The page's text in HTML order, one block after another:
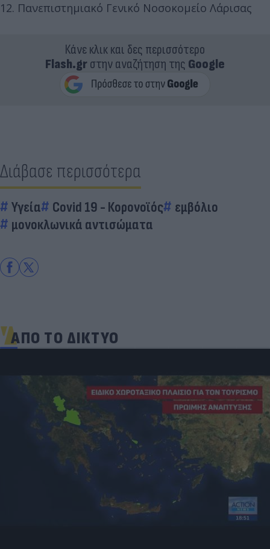
12. Πανεπιστημιακό Γενικό Νοσοκομείο Λάρισας
Κάνε κλικ και δες περισσότερο
Flash.grστην αναζήτηση της Google
Διάβασε περισσότερα
Υγεία Covid 19 - Κορονοϊός
εμβόλιο
μονοκλωνικά αντισώματα
ΑΠΟ ΤΟ ΔΙΚΤΥΟ